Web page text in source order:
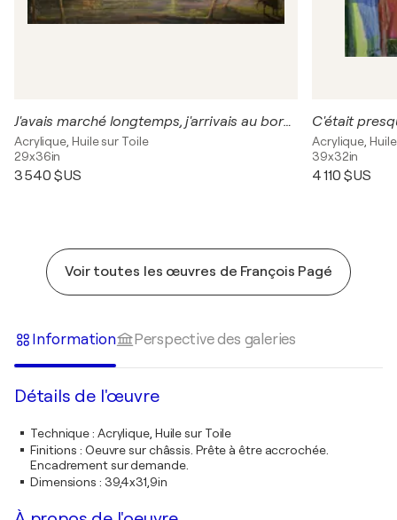
J'avais marché longtemps, j'arrivais au bord de la nuit. Le vent du sud jaune rendait au paysage encore tiède d'odorantes ombres mauves.
Acrylique, Huile sur Toile
29x36in
3 540 $US
Acrylique,
39x32in
4 110 $US
Voir toutes les œuvres de François Pagé
Information Perspective des galeries
Détails de l'œuvre
Technique: Acrylique, Huile sur Toile
Finitions : Oeuvre sur châssis. Prête à être accrochée.
Encadrement sur demande.
Dimensions : 39,4x31,9in